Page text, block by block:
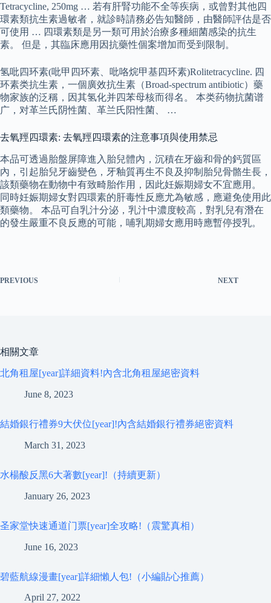
Tetracycline, 250mg … 若有肝腎功能不全等疾病，或曾對其他四
環素類抗生素過敏者，就診時請務必告知醫師，由醫師評估是否
可使用 … 四環素類是另一類可用於治療多種細菌感染的抗生
素。 但是，其臨床應用因抗藥性個案增加而受到限制。
氢吡四环素(吡甲四环素、吡咯烷甲基四环素)Rolitetracycline. 四
环素类抗生素，一個廣效抗生素（Broad-spectrum antibiotic）藥
物家族的泛稱，因其氢化并四苯母核而得名。 本类药物抗菌谱
广，对革兰氏阴性菌、革兰氏阳性菌、 …
去氧羥四環素: 去氧羥四環素的注意事項與使用禁忌
本品可透過胎盤屏障進入胎兒體內，沉積在牙齒和骨的鈣質區
內，引起胎兒牙齒變色，牙釉質再生不良及抑制胎兒骨骼生長，
該類藥物在動物中有致畸胎作用，因此妊娠期婦女不宜應用。
同時妊娠期婦女對四環素的肝毒性反應尤為敏感，應避免使用此
類藥物。 本品可自乳汁分泌，乳汁中濃度較高，對乳兒有潛在
的發生嚴重不良反應的可能，哺乳期婦女應用時應暫停授乳。
PREVIOUS NEXT
相關文章
北角租屋[year]詳細資料!內含北角租屋絕密資料
June 8, 2023
結婚銀行禮券9大伏位[year]!內含結婚銀行禮券絕密資料
March 31, 2023
水楊酸反黑6大著數[year]!（持續更新）
January 26, 2023
圣家堂快速通道门票[year]全攻略!（震驚真相）
June 16, 2023
碧藍航線漫畫[year]詳細懶人包!（小編貼心推薦）
April 27, 2022